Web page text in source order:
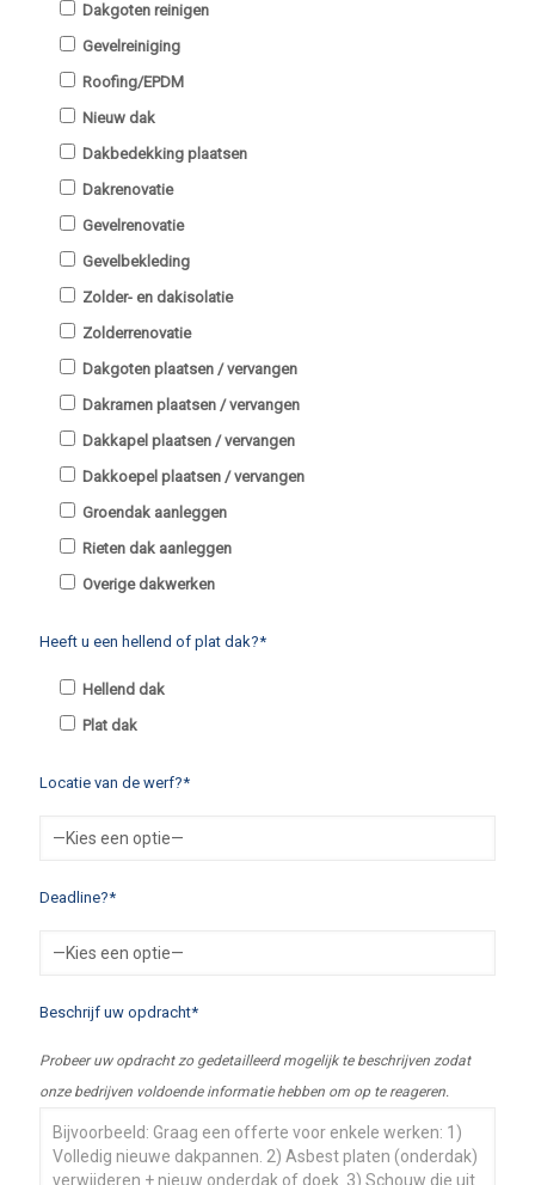
Dakgoten reinigen
Gevelreiniging
Roofing/EPDM
Nieuw dak
Dakbedekking plaatsen
Dakrenovatie
Gevelrenovatie
Gevelbekleding
Zolder- en dakisolatie
Zolderrenovatie
Dakgoten plaatsen / vervangen
Dakramen plaatsen / vervangen
Dakkapel plaatsen / vervangen
Dakkoepel plaatsen / vervangen
Groendak aanleggen
Rieten dak aanleggen
Overige dakwerken
Heeft u een hellend of plat dak?*
Hellend dak
Plat dak
Locatie van de werf?*
Deadline?*
Beschrijf uw opdracht*
Probeer uw opdracht zo gedetailleerd mogelijk te beschrijven zodat
onze bedrijven voldoende informatie hebben om op te reageren.